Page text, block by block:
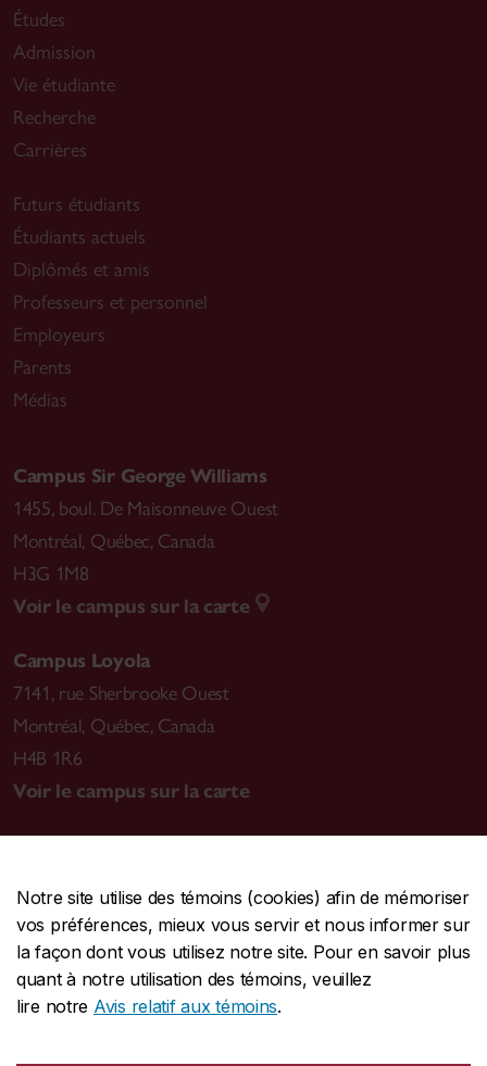
Notre site utilise des témoins (cookies) afin de mémoriser
vos préférences, mieux vous servir et nous informer sur
la façon dont vous utilisez notre site. Pour en savoir plus
quant à notre utilisation des témoins, veuillez
lire notre Avis relatif aux témoins.
Études
Admission
Vie étudiante
Recherche
Carrières
Futurs étudiants
Étudiants actuels
Diplômés et amis
Professeurs et personnel
Employeurs
Parents
Médias
Campus Sir George Williams
1455, boul. De Maisonneuve Ouest
Montréal, Québec, Canada
H3G 1M8
Voir le campus sur la carte
Campus Loyola
7141, rue Sherbrooke Ouest
Montréal, Québec, Canada
H4B 1R6
Voir le campus sur la carte
CENTRALE514-848-2424
URGENCE514-848-3717
Protection et prévention | Accessibilité | Confidentialité
Conditions d'utilisation |